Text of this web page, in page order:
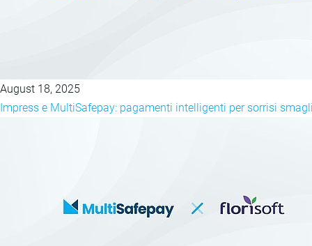
August 18, 2025
Impress e MultiSafepay: pagamenti intelligenti per sorrisi